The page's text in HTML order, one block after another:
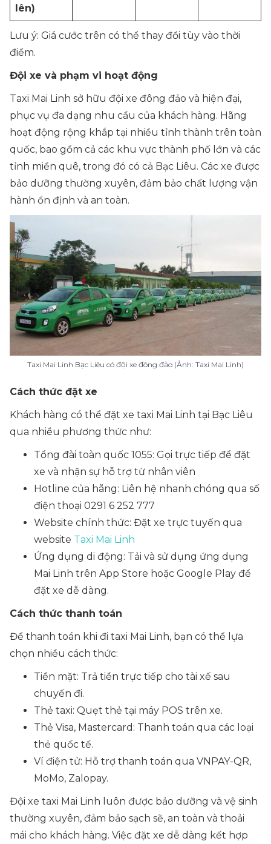
lên)
Lưu ý: Giá cước trên có thể thay đổi tùy vào thời
điểm.
Đội xe và phạm vi hoạt động
Taxi Mai Linh sở hữu đội xe đông đảo và hiện đại,
phục vụ đa dạng nhu cầu của khách hàng. Hãng
hoạt động rộng khắp tại nhiều tỉnh thành trên toàn
quốc, bao gồm cả các khu vực thành phố lớn và các
tỉnh miền quê, trong đó có cả Bạc Liêu. Các xe được
bảo dưỡng thường xuyên, đảm bảo chất lượng vận
hành ổn định và an toàn.
Taxi Mai Linh Bạc Liêu có đội xe đông đảo (Ảnh: Taxi Mai Linh)
Cách thức đặt xe
Khách hàng có thể đặt xe taxi Mai Linh tại Bạc Liêu
qua nhiều phương thức như:
Tổng đài toàn quốc 1055: Gọi trực tiếp để đặt
xe và nhận sự hỗ trợ từ nhân viên
Hotline của hãng: Liên hệ nhanh chóng qua số
điện thoại 0291 6 252 777
Website chính thức: Đặt xe trực tuyến qua
website Taxi Mai Linh
Ứng dụng di động: Tải và sử dụng ứng dụng
Mai Linh trên App Store hoặc Google Play để
đặt xe dễ dàng.
Cách thức thanh toán
Để thanh toán khi đi taxi Mai Linh, bạn có thể lựa
chọn nhiều cách thức:
Tiền mặt: Trả tiền trực tiếp cho tài xế sau
chuyến đi.
Thẻ taxi: Quẹt thẻ tại máy POS trên xe.
Thẻ Visa, Mastercard: Thanh toán qua các loại
thẻ quốc tế.
Ví điện tử: Hỗ trợ thanh toán qua VNPAY-QR,
MoMo, Zalopay.
Đội xe taxi Mai Linh luôn được bảo dưỡng và vệ sinh
thường xuyên, đảm bảo sạch sẽ, an toàn và thoải
mái cho khách hàng. Việc đặt xe dễ dàng kết hợp